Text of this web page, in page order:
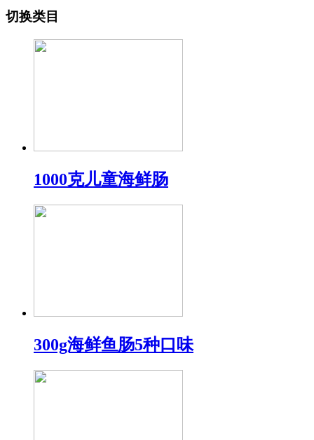
切换类目
1000克儿童海鲜肠
300g海鲜鱼肠5种口味